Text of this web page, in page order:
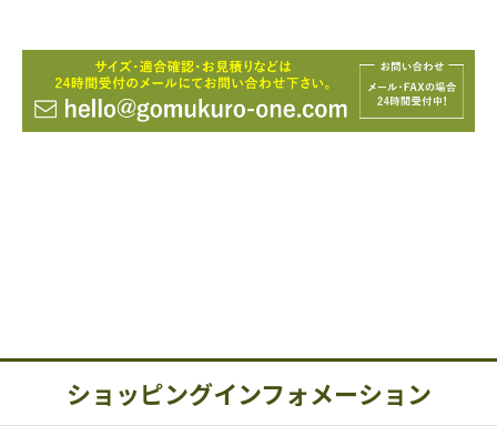
ショッピングインフォメーション